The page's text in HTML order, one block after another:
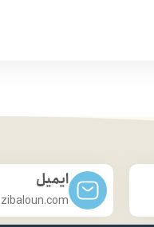
ایمیل